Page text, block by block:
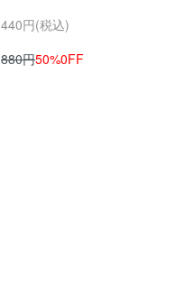
440円(税込)
880円50%0FF